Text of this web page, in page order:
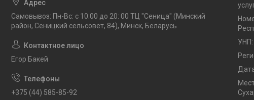
Самовывоз: Пн-Вс: с 10:00 до 20: 00 ТЦ "Сеница" (Минский
район, Сеницкий сельсовет, 84), Минск, Беларусь
Егор Бакей
+375 (44) 585-85-92
УНП: